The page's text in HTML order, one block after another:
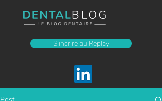
S'incrire au Replay